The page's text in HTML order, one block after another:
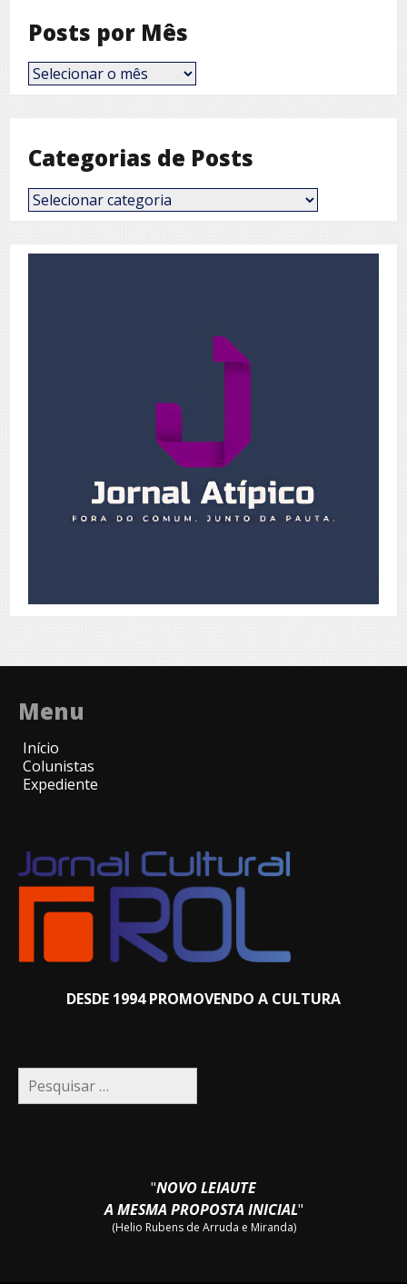
Posts por Mês
Posts
por
Categorias de Posts
Categorias
de
Menu
Início
Colunistas
Expediente
DESDE 1994 PROMOVENDO A CULTURA
Pesquisar
por:
"NOVO LEIAUTE
A MESMA PROPOSTA INICIAL"
(Helio Rubens de Arruda e Miranda)